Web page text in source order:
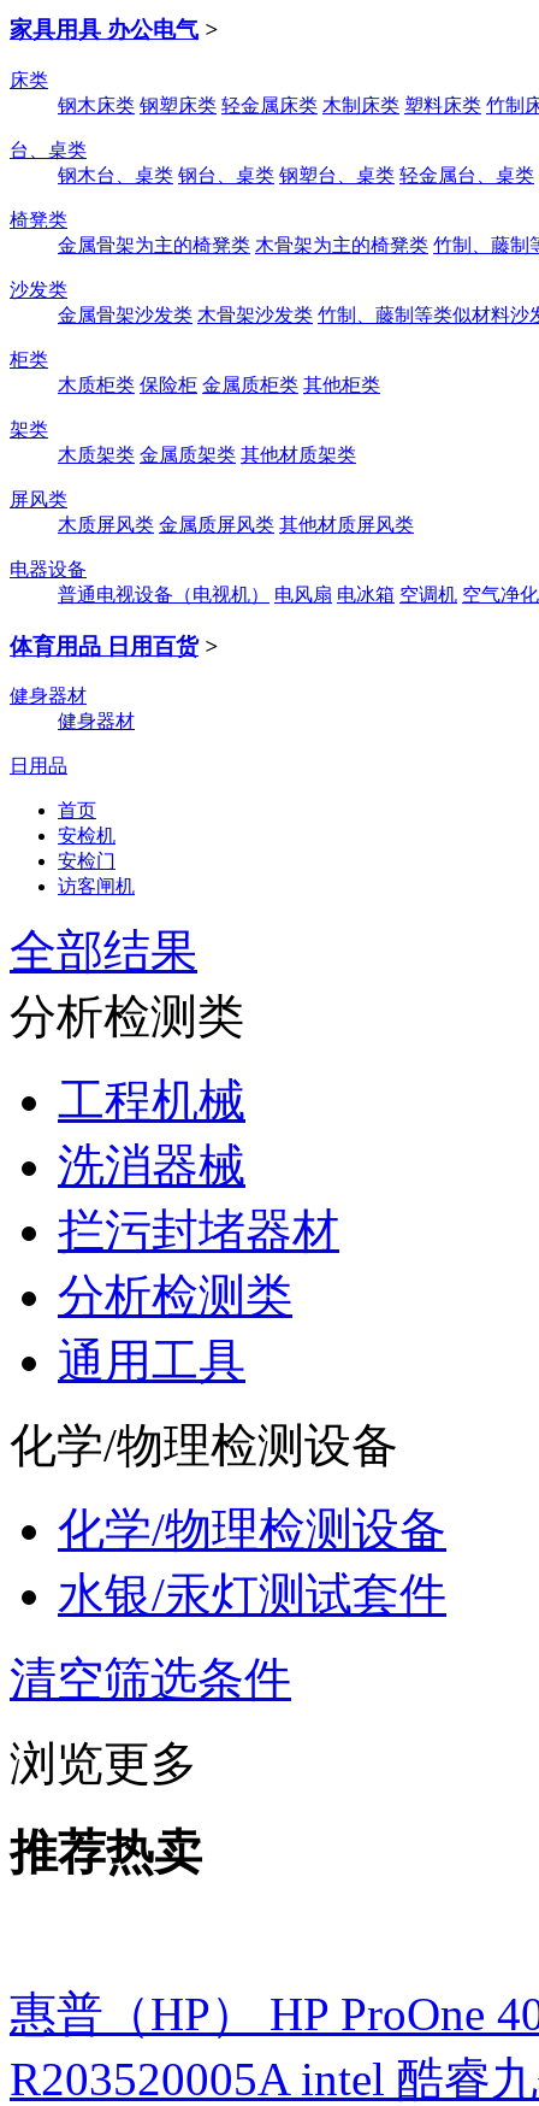
家具用具 办公电气 >
床类
钢木床类 钢塑床类 轻金属床类 木制床类 塑料床类 竹制
台、桌类
钢木台、桌类 钢台、桌类 钢塑台、桌类 轻金属台、桌类
椅凳类
金属骨架为主的椅凳类 木骨架为主的椅凳类 竹制、藤制
沙发类
金属骨架沙发类 木骨架沙发类 竹制、藤制等类似材料沙
柜类
木质柜类 保险柜 金属质柜类 其他柜类
架类
木质架类 金属质架类 其他材质架类
屏风类
木质屏风类 金属质屏风类 其他材质屏风类
电器设备
普通电视设备（电视机）
电风扇 电冰箱 空调机 空气净
体育用品 日用百货 >
健身器材
健身器材
日用品
首页
安检机
安检门
访客闸机
全部结果
分析检测类
工程机械
洗消器械
拦污封堵器材
分析检测类
通用工具
化学/物理检测设备
化学/物理检测设备
水银/汞灯测试套件
清空筛选条件
浏览更多
推荐热卖
惠普（HP） HP ProOne
R203520005A intel 酷睿